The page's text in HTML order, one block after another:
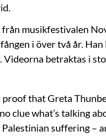
musikfestivalen
i över två år.
Videorna betraktas i
that Greta
clue what’s talking
suffering –